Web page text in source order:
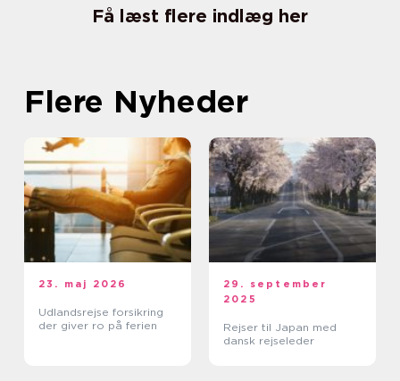
Få læst flere indlæg her
Flere Nyheder
23. maj 2026
Udlandsrejse forsikring
der giver ro på ferien
29. september
2025
Rejser til Japan med
dansk rejseleder